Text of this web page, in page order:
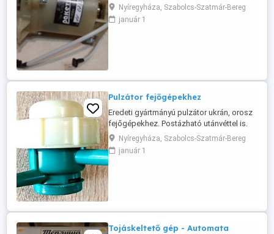
motor, szénkefék, harang, dob stb.
Eredeti, közvetlenül a Gyártótól!
Nyíregyháza, Szabolcs-Szatmár-Bereg
január 1
Pulzátor fejőgépekhez
Eredeti gyártmányú pulzátor ukrán, orosz
fejőgépekhez. Postázható utánvéttel is.
Nyíregyháza, Szabolcs-Szatmár-Bereg
január 1
Tojáskeltető gép - Automata